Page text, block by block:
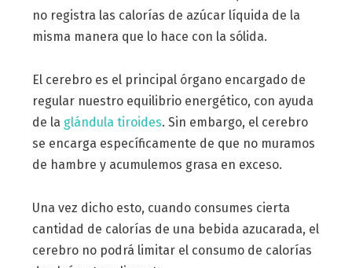
no registra las calorías de azúcar líquida de la
misma manera que lo hace con la sólida.
El cerebro es el principal órgano encargado de
regular nuestro equilibrio energético, con ayuda
de la glándula tiroides. Sin embargo, el cerebro
se encarga específicamente de que no muramos
de hambre y acumulemos grasa en exceso.
Una vez dicho esto, cuando consumes cierta
cantidad de calorías de una bebida azucarada, el
cerebro no podrá limitar el consumo de calorías